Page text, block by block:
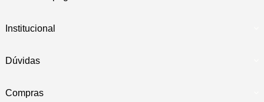
Institucional
Dúvidas
Compras